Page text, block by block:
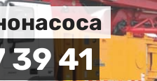
39 41